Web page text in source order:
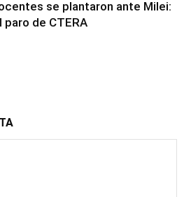
se plantaron ante Milei:
paro de CTERA